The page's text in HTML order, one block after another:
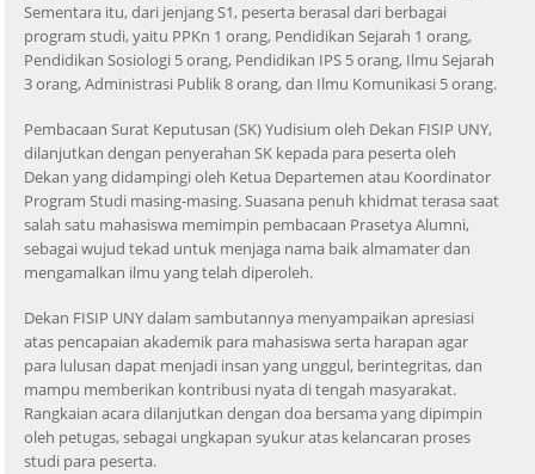
Sementara itu, dari jenjang S1, peserta berasal dari berbagai
program studi, yaitu PPKn 1 orang, Pendidikan Sejarah 1 orang,
Pendidikan Sosiologi 5 orang, Pendidikan IPS 5 orang, Ilmu Sejarah
3 orang, Administrasi Publik 8 orang, dan Ilmu Komunikasi 5 orang.
Pembacaan Surat Keputusan (SK) Yudisium oleh Dekan FISIP UNY,
dilanjutkan dengan penyerahan SK kepada para peserta oleh
Dekan yang didampingi oleh Ketua Departemen atau Koordinator
Program Studi masing-masing. Suasana penuh khidmat terasa saat
salah satu mahasiswa memimpin pembacaan Prasetya Alumni,
sebagai wujud tekad untuk menjaga nama baik almamater dan
mengamalkan ilmu yang telah diperoleh.
Dekan FISIP UNY dalam sambutannya menyampaikan apresiasi
atas pencapaian akademik para mahasiswa serta harapan agar
para lulusan dapat menjadi insan yang unggul, berintegritas, dan
mampu memberikan kontribusi nyata di tengah masyarakat.
Rangkaian acara dilanjutkan dengan doa bersama yang dipimpin
oleh petugas, sebagai ungkapan syukur atas kelancaran proses
studi para peserta.